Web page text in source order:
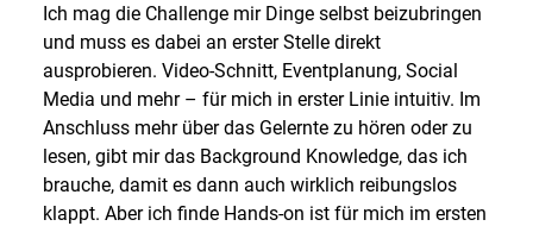
Ich mag die Challenge mir Dinge selbst beizubringen
und muss es dabei an erster Stelle direkt
ausprobieren. Video-Schnitt, Eventplanung, Social
Media und mehr – für mich in erster Linie intuitiv. Im
Anschluss mehr über das Gelernte zu hören oder zu
lesen, gibt mir das Background Knowledge, das ich
brauche, damit es dann auch wirklich reibungslos
klappt. Aber ich finde Hands-on ist für mich im ersten